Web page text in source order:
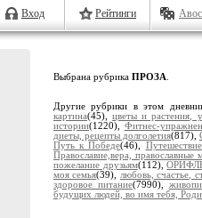
Вход Рейтинги
Выбрана рубрика ПРОЗА
Другие рубрики в этом
картина(45),цветы и растения,
истории(1220), Фитнес-
диеты, рецепты долголетия(817),
Путь к Победе(46),
Православие,вера, православные
пожелание друзьям(112),
моя семья(39), любовь, счастье,
здоровое питание(7990),
будущих людей, во имя тебя,